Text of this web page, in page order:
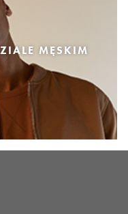
MĘSKIM